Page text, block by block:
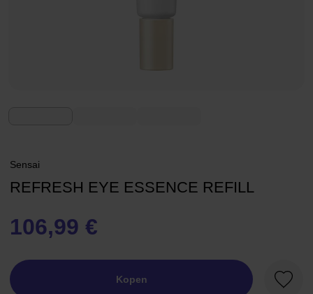
Sensai
REFRESH EYE ESSENCE REFILL
106,99 €
Kopen